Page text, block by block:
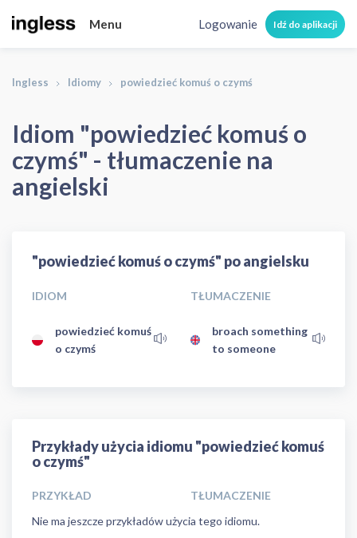
Menu Logowanie Idź do aplikacji
Ingless Idiomy powiedzieć komuś o czymś
Idiom "powiedzieć komuś o
czymś" - tłumaczenie na
angielski
"powiedzieć komuś o czymś" po angielsku
IDIOM TŁUMACZENIE
powiedzieć komuś
o czymś
broach something
to someone
Przykłady użycia idiomu "powiedzieć komuś
o czymś"
PRZYKŁAD
TŁUMACZENIE
Nie ma jeszcze przykładów użycia tego idiomu.